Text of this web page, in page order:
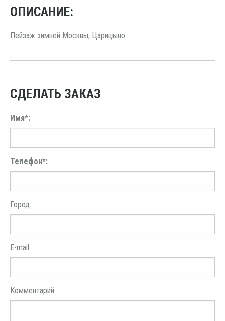
ОПИСАНИЕ:
Пейзаж зимней Москвы, Царицыно.
СДЕЛАТЬ ЗАКАЗ
Имя*:
Телефон*:
Город:
E-mail:
Комментарий: